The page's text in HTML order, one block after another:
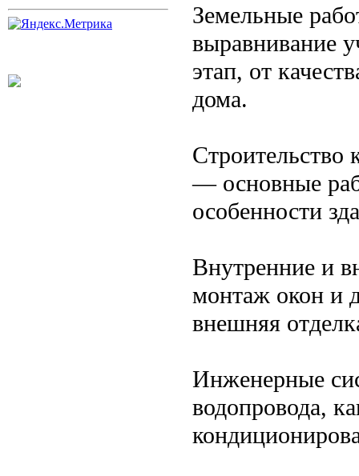
Земельные
выравнивание
этап, от
дома.
Строительство
— основные
особенности
Внутренние и
монтаж окон и
внешняя
Инженерные
водопровода,